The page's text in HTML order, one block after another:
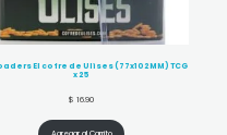
El cofre de Ulises (77x102MM) TCG
x 25
$ 16.90